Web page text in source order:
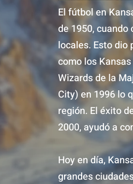
El fútbol en
de 1950,
locales. Esto dio
como los
Wizards de la
City) en 1996 lo
región. El éxito
2000, ayudó a
Hoy en día,
grandes